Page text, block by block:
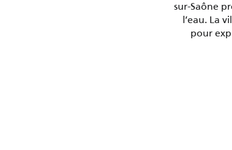
sur-Saône
l’eau. La
pour